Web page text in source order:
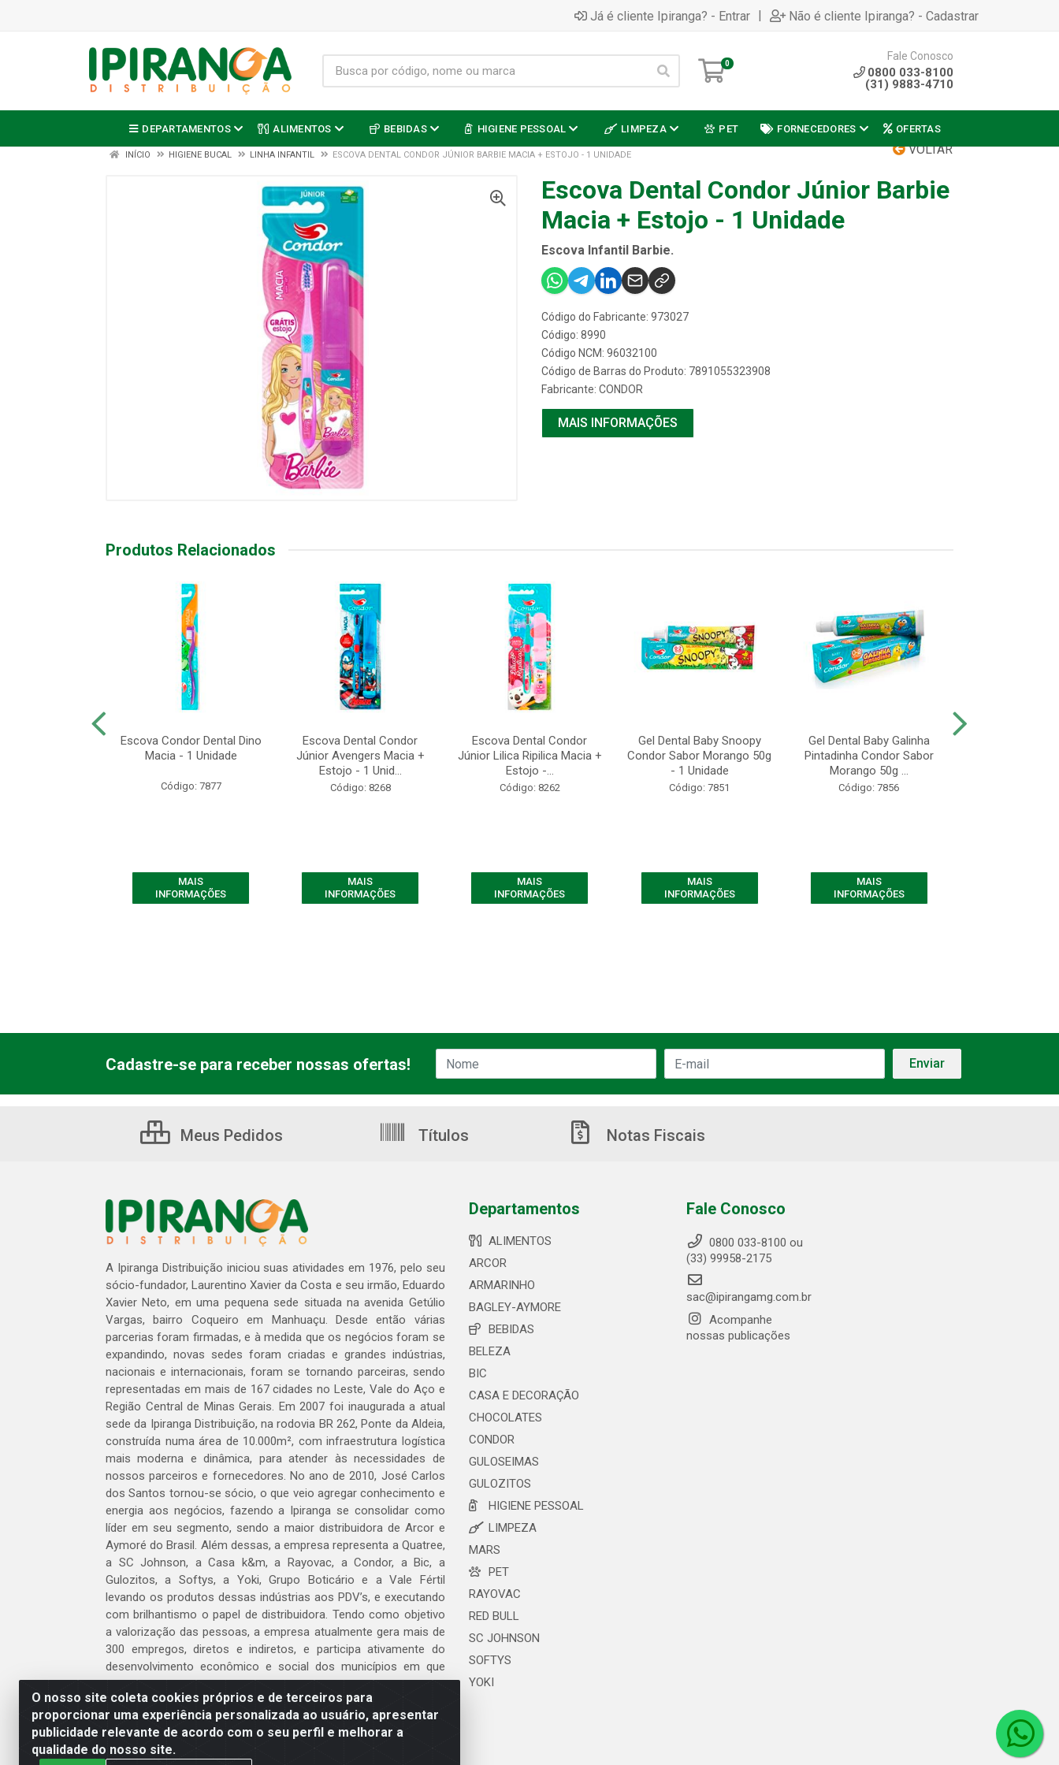
Já é cliente Ipiranga? - Entrar | Não é cliente Ipiranga? - Cadastrar
0
Fale Conosco
0800 033-8100
(31) 9883-4710
DEPARTAMENTOS ALIMENTOS BEBIDAS HIGIENE PESSOAL LIMPEZA PET FORNECEDORES OFERTAS
VOLTAR
INÍCIO HIGIENE BUCAL LINHA INFANTIL ESCOVA DENTAL CONDOR JÚNIOR BARBIE MACIA + ESTOJO - 1 UNIDADE
Escova Dental Condor Júnior Barbie
Macia + Estojo - 1 Unidade
Escova Infantil Barbie.
Código do Fabricante: 973027
Código: 8990
Código NCM: 96032100
Código de Barras do Produto: 7891055323908
Fabricante: CONDOR
MAIS INFORMAÇÕES
Produtos Relacionados
Escova Condor Dental Dino
Macia - 1 Unidade
Código: 7877
MAIS
INFORMAÇÕES
Escova Dental Condor
Júnior Avengers Macia +
Estojo - 1 Unid...
Código: 8268
MAIS
INFORMAÇÕES
Escova Dental Condor
Júnior Lilica Ripilica Macia +
Estojo -...
Código: 8262
MAIS
INFORMAÇÕES
Gel Dental Baby Snoopy
Condor Sabor Morango 50g
- 1 Unidade
Código: 7851
MAIS
INFORMAÇÕES
Gel Dental Baby Galinha
Pintadinha Condor Sabor
Morango 50g ...
Código: 7856
MAIS
INFORMAÇÕES
O nosso site coleta cookies próprios e de terceiros para
proporcionar uma experiência personalizada ao usuário, apresentar
publicidade relevante de acordo com o seu perfil e melhorar a
qualidade do nosso site.
Cadastre-se para receber nossas ofertas!
Meus Pedidos Títulos Notas Fiscais
A Ipiranga Distribuição iniciou suas atividades em 1976, pelo seu
sócio-fundador, Laurentino Xavier da Costa e seu irmão, Eduardo
Xavier Neto, em uma pequena sede situada na avenida Getúlio
Vargas, bairro Coqueiro em Manhuaçu. Desde então várias
parcerias foram firmadas, e à medida que os negócios foram se
expandindo, novas sedes foram criadas e grandes indústrias,
nacionais e internacionais, foram se tornando parceiras, sendo
representadas em mais de 167 cidades no Leste, Vale do Aço e
Região Central de Minas Gerais. Em 2007 foi inaugurada a atual
sede da Ipiranga Distribuição, na rodovia BR 262, Ponte da Aldeia,
construída numa área de 10.000m², com infraestrutura logística
mais moderna e dinâmica, para atender às necessidades de
nossos parceiros e fornecedores. No ano de 2010, José Carlos
dos Santos tornou-se sócio, o que veio agregar conhecimento e
energia aos negócios, fazendo a Ipiranga se consolidar como
líder em seu segmento, sendo a maior distribuidora de Arcor e
Aymoré do Brasil. Além dessas, a empresa representa a Quatree,
a SC Johnson, a Casa k&m, a Rayovac, a Condor, a Bic, a
Gulozitos, a Softys, a Yoki, Grupo Boticário e a Vale Fértil
levando os produtos dessas indústrias aos PDV’s, e executando
com brilhantismo o papel de distribuidora. Tendo como objetivo
a valorização das pessoas, a empresa atualmente gera mais de
300 empregos, diretos e indiretos, e participa ativamente do
desenvolvimento econômico e social dos municípios em que
atua.
Venha fazer parte do nosso time!
Clique aqui
Departamentos
ALIMENTOS
ARCOR
ARMARINHO
BAGLEY-AYMORE
BEBIDAS
BELEZA
BIC
CASA E DECORAÇÃO
CHOCOLATES
CONDOR
GULOSEIMAS
GULOZITOS
HIGIENE PESSOAL
LIMPEZA
MARS
PET
RAYOVAC
RED BULL
SC JOHNSON
SOFTYS
YOKI
Fale Conosco
0800 033-8100 ou
(33) 99958-2175
sac@ipirangamg.com.br
Acompanhe
nossas publicações